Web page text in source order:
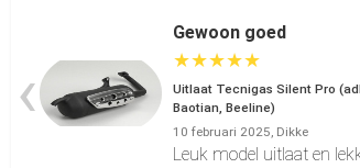
Gewoon goed
★★★★★
Uitlaat Tecnigas Silent Pro
Baotian, Beeline)
10 februari 2025, Dikke
Leuk model uitlaat en
‹